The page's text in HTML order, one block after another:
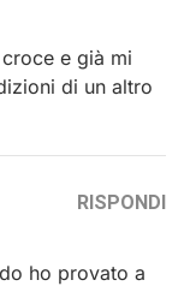
e già mi
di un altro
ho provato a
RISPONDI